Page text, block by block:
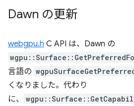
Dawn の更新
webgpu.h C API は、Dawn の
言語の
くなりました。代わり
に、